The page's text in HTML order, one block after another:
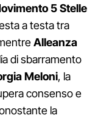
5 Stelle
a testa tra
Alleanza
di sbarramento
Meloni, la
consenso e
la